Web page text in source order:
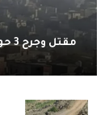
مقتل وجرح 3 حوثيين في اشتباكات غرب تعز